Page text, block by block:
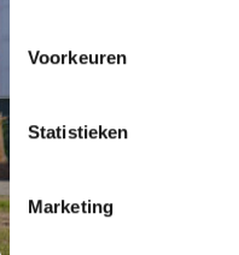
e
n
g
Voorkeuren
Statistieken
Marketing